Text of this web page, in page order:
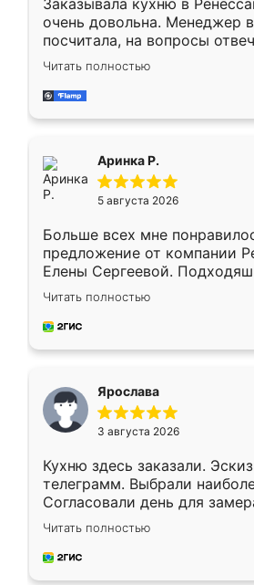
Заказывала кухню в
очень довольна. Менеджер
посчитала, на вопросы
Замерщик приехал в
делу со всей
за день, ребята работали
Читать полностью
Аринка Р.
5 августа 2026
Больше всех мне
предложение от компании
Елены Сергеевой.
короткие сроки
для замера сотрудник
предложил по моему эскизу
Читать полностью
Ярослава
3 августа 2026
Кухню здесь заказали.
телеграмм. Выбрали
Согласовали день для
недели кухня была уже
довольны работой. Спасибо
мебель за качественную
Читать полностью